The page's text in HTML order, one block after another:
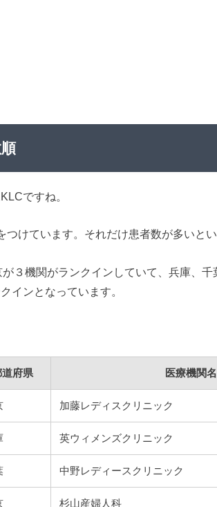
ですね。
つけています。それだけ患者数が多いとい
３機関がランクインしていて、兵庫、
インとなっています。
道府県 医療機関名
加藤レディスクリニック
英ウィメンズクリニック
中野レディースクリニック
杉山産婦人科